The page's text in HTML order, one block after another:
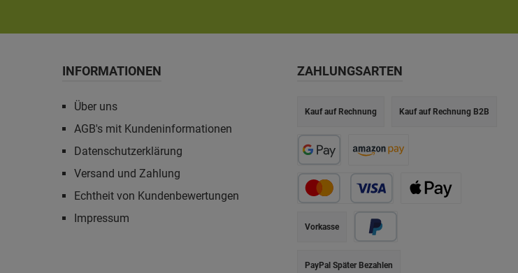
INFORMATIONEN
Über uns
AGB's mit Kundeninformationen
Datenschutzerklärung
Versand und Zahlung
Echtheit von Kundenbewertungen
Impressum
ZAHLUNGSARTEN
Vorkasse
PayPal Später Bezahlen
Kauf auf Rechnung Kauf auf Rechnung B2B